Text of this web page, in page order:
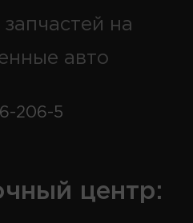
на
авто
206-5
центр: